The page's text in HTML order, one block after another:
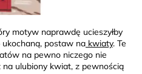
motyw naprawdę ucieszyłby
postaw na kwiaty. Te
na pewno niczego nie
ulubiony kwiat, z pewnością